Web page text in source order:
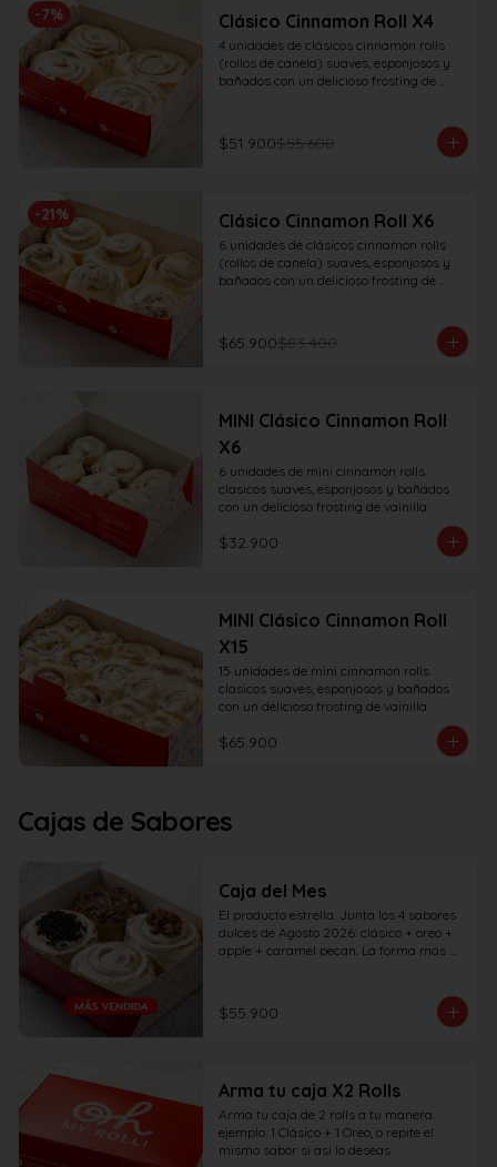
-7% Clásico Cinnamon Roll X4
4 unidades de clásicos cinnamon rolls
(rollos de canela) suaves, esponjosos y
bañados con un delicioso frosting de
$51.900$55.600
-21% Clásico Cinnamon Roll X6
6 unidades de clásicos cinnamon rolls
(rollos de canela) suaves, esponjosos y
bañados con un delicioso frosting de
$65.900$83.400
MINI Clásico Cinnamon Roll
X6
6 unidades de mini cinnamon rolls
clasicos suaves, esponjosos y bañados
con un delicioso frosting de vainilla.
$32.900
MINI Clásico Cinnamon Roll
X15
15 unidades de mini cinnamon rolls
clasicos suaves, esponjosos y bañados
con un delicioso frosting de vainilla.
$65.900
Cajas de Sabores
Caja del Mes
El producto estrella. Junta los 4 sabores
dulces de Agosto 2026: clásico + oreo +
apple + caramel pecan. La forma más
vayan!
$55.900
Arma tu caja X2 Rolls
Arma tu caja de 2 rolls a tu manera.
ejemplo: 1 Clásico + 1 Oreo, o repite el
mismo sabor si asi lo deseas.